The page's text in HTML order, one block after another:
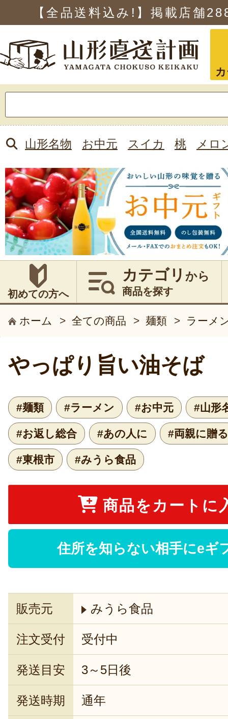
【全品送料込み!】掲載店舗
索:
山形名物 お中元 スイカ 桃 メロ
初めての方へ
カテゴリ から
商品を探す
ホーム > 全ての商品 > 麺類 > ラーメ
やっぱり旨い油そば
#麺類 #ラーメン #お中元 #山形
#お返し総合 #あの人に #両親に贈る
#東根市 #みうら食品
商品をカートに
住所を知らない相手にeギ
販売元 みうら食品
注文受付 受付中
発送目安 3～5日後
発送時期 通年